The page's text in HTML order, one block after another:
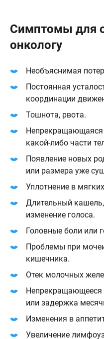
Симптомы для
онкологу
Необъяснимая
Постоянная
координации
Тошнота, рвота.
Непрекращающаяся
какой-либо части
Появление новых
или размера уже
Уплотнение в
Длительный
изменение голоса.
Головные боли или
Проблемы при
кишечника.
Отек молочных
Непрекращающееся
или задержка
Изменения в
Увеличение